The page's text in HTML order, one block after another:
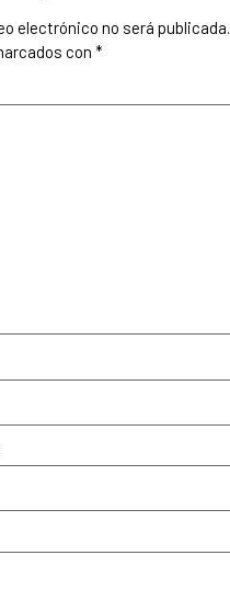
electrónico no será publicada.
con *